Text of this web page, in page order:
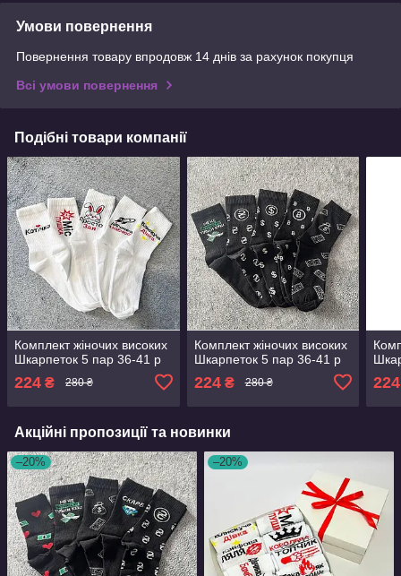
Умови повернення
Повернення товару впродовж 14 днів за рахунок покупця
Всі умови повернення
Подібні товари компанії
Комплект жіночих високих
Шкарпеток 5 пар 36-41 р
224 ₴ 280 ₴
Комплект жіночих високих
Шкарпеток 5 пар 36-41 р
224₴ 280 ₴ 224
Акційні пропозиції та новинки
–20% –20%